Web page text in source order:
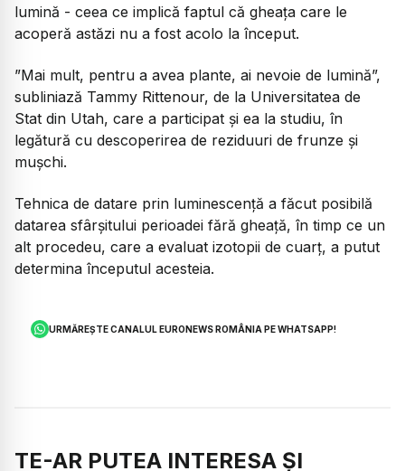
lumină - ceea ce implică faptul că gheața care le
acoperă astăzi nu a fost acolo la început.
”Mai mult, pentru a avea plante, ai nevoie de lumină”,
subliniază Tammy Rittenour, de la Universitatea de
Stat din Utah, care a participat și ea la studiu, în
legătură cu descoperirea de reziduuri de frunze și
mușchi.
Tehnica de datare prin luminescență a făcut posibilă
datarea sfârșitului perioadei fără gheață, în timp ce un
alt procedeu, care a evaluat izotopii de cuarț, a putut
determina începutul acesteia.
URMĂREȘTE CANALUL EURONEWS ROMÂNIA PE WHATSAPP!
TE-AR PUTEA INTERESA ȘI